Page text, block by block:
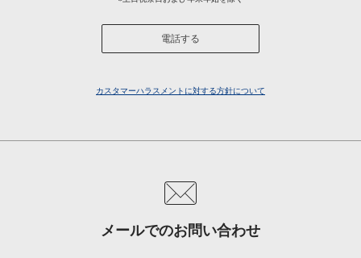
電話する
カスタマーハラスメントに対する方針について
メールでのお問い合わせ